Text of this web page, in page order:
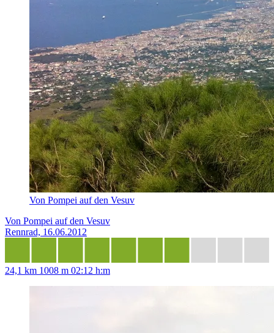
Von Pompei auf den Vesuv
Von Pompei auf den Vesuv
Rennrad, 16.06.2012
24,1 km 1008 m 02:12 h:m